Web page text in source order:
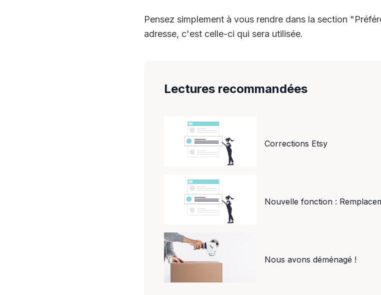
Pensez simplement à vous rendre dans la section
adresse, c'est celle-ci qui sera utilisée.
Lectures recommandées
Corrections Etsy
Nouvelle fonction :
Nous avons déménagé !